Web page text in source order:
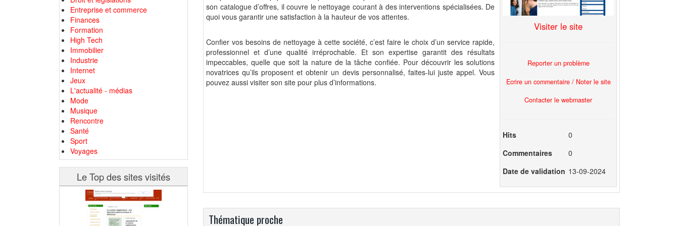
Entreprise et commerce
Finances
Formation
High Tech
Immobilier
Industrie
Internet
Jeux
L'actualité - médias
Mode
Musique
Rencontre
Santé
Sport
Voyages
Le Top des sites visités
son catalogue d’offres, il couvre le nettoyage courant à des interventions spécialisées. De
quoi vous garantir une satisfaction à la hauteur de vos attentes.
Confier vos besoins de nettoyage à cette société, c’est faire le choix d’un service rapide,
professionnel et d’une qualité irréprochable. Et son expertise garantit des résultats
impeccables, quelle que soit la nature de la tâche confiée. Pour découvrir les solutions
novatrices qu’ils proposent et obtenir un devis personnalisé, faites-lui juste appel. Vous
pouvez aussi visiter son site pour plus d’informations.
Visiter le site
Reporter un problème
Ecrire un commentaire / Noter le site
Contacter le webmaster
Hits
0
Commentaires
0
Date de validation 13-09-2024
Thématique proche